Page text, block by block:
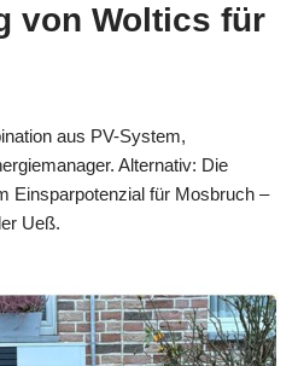
von Woltics für
aus PV-System,
Alternativ: Die
Einsparpotenzial für Mosbruch –
Ueß.